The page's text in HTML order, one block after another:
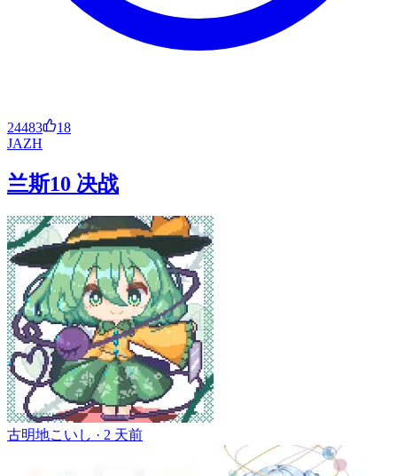
24483
18
JAZH
兰斯10 决战
古明地こいし · 2 天前